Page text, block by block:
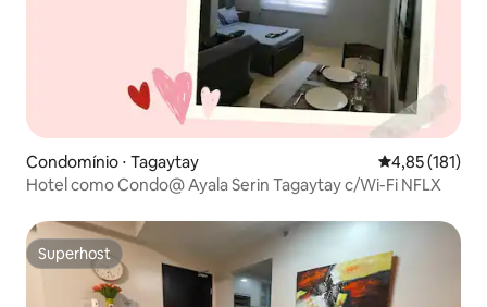
Condomínio ⋅ Tagaytay 4,85 de uma
4,85 (181)
Hotel como Condo@ Ayala Serin Tagaytay c/Wi-Fi NFLX
Superhost
Superhost